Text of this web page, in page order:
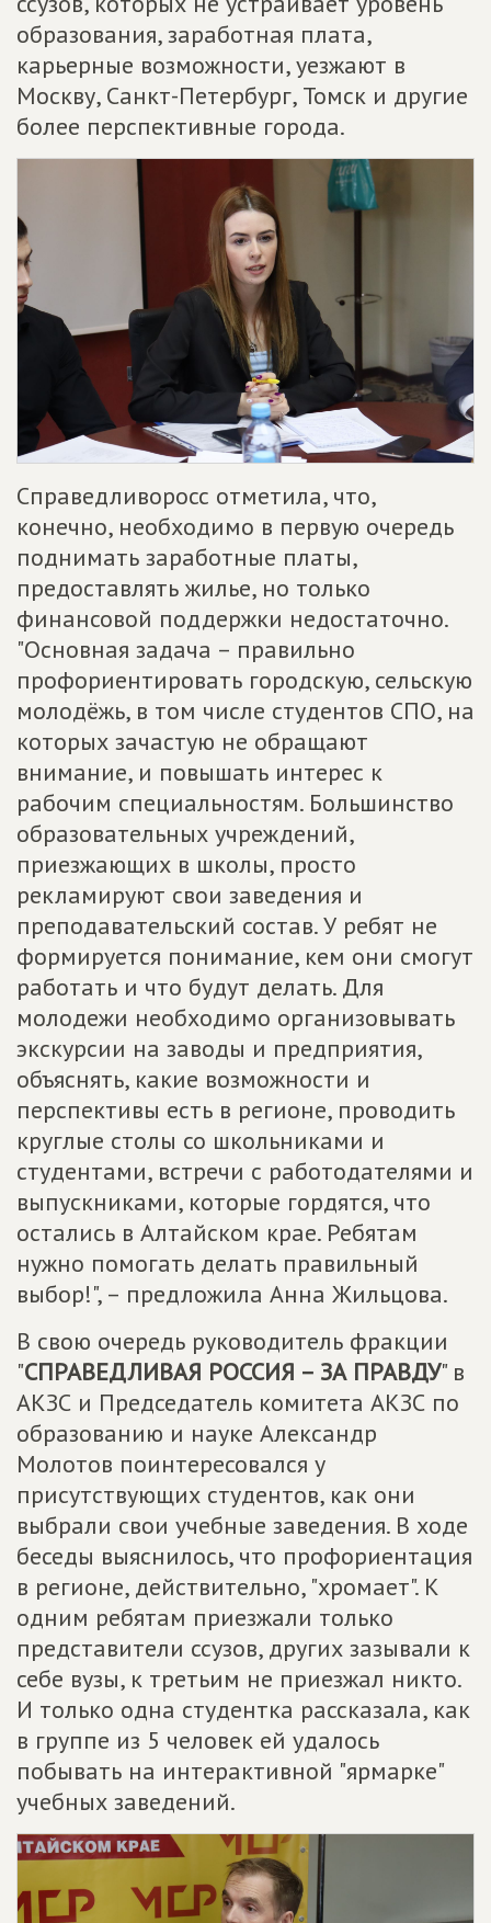
образования, заработная плата,
карьерные возможности, уезжают в
Москву, Санкт-Петербург, Томск и другие
более перспективные города.
Справедливоросс отметила, что,
конечно, необходимо в первую очередь
поднимать заработные платы,
предоставлять жилье, но только
финансовой поддержки недостаточно.
"Основная задача – правильно
профориентировать городскую, сельскую
молодёжь, в том числе студентов СПО, на
которых зачастую не обращают
внимание, и повышать интерес к
рабочим специальностям. Большинство
образовательных учреждений,
приезжающих в школы, просто
рекламируют свои заведения и
преподавательский состав. У ребят не
формируется понимание, кем они смогут
работать и что будут делать. Для
молодежи необходимо организовывать
экскурсии на заводы и предприятия,
объяснять, какие возможности и
перспективы есть в регионе, проводить
круглые столы со школьниками и
студентами, встречи с работодателями и
выпускниками, которые гордятся, что
остались в Алтайском крае. Ребятам
нужно помогать делать правильный
выбор!", – предложила Анна Жильцова.
В свою очередь руководитель фракции
"СПРАВЕДЛИВАЯ РОССИЯ – ЗА ПРАВДУ" в
АКЗС и Председатель комитета АКЗС по
образованию и науке Александр
Молотов поинтересовался у
присутствующих студентов, как они
выбрали свои учебные заведения. В ходе
беседы выяснилось, что профориентация
в регионе, действительно, "хромает". К
одним ребятам приезжали только
представители ссузов, других зазывали к
себе вузы, к третьим не приезжал никто.
И только одна студентка рассказала, как
в группе из 5 человек ей удалось
побывать на интерактивной "ярмарке"
учебных заведений.